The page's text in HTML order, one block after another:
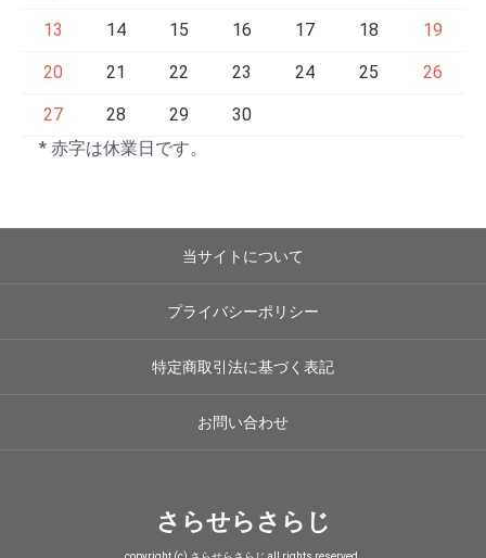
13 14 15 16 17 18 19
20 21 22 23 24 25 26
27 28 29
30
* 赤字は休業日です。
当サイトについて
プライバシーポリシー
特定商取引法に基づく表記
お問い合わせ
さらせらさらじ